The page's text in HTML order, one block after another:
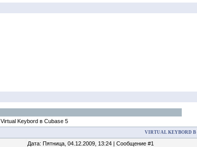
Virtual Keybord в Cubase 5
VIRTUAL KEYBORD В
Дата: Пятница, 04.12.2009, 13:24 | Сообщение #1